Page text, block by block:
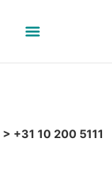
+31 10 200 5111